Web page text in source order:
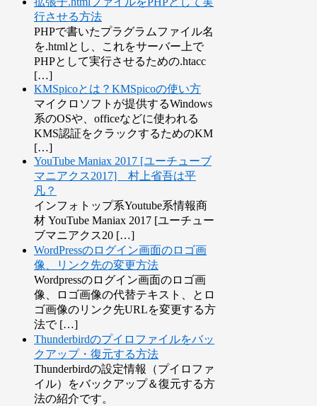
行させる方法
PHPで書いたプラグラムファイル名
を.htmlとし、これをサーバー上で
PHPとして実行させるための.htacc
[…]
KMSpicoとは？KMSpicoの使い方
マイクロソフトが提供するWindows
系のOSや、officeなどに使われる
KMS認証をクラックするためのKM
[…]
YouTube Maniax 2017 [ユーチューブ
マニアクス2017] 村上省吾は平
凡？
インフォトップ系Youtube系情報商
材 YouTube Maniax 2017 [ユーチュー
ブマニアクス20 […]
WordPressのログイン画面のロゴ画
像、リンク先の変更方法
Wordpressのログイン画面のロゴ画
像、ロゴ画像の代替テキスト、とロ
ゴ画像のリンク先URLを変更する方
法で […]
Thunderbirdのプイロファイルをバッ
クアップ・復元する方法
Thunderbirdの設定情報（プイロファ
イル）をバックアップ＆復元する方
法の紹介です。